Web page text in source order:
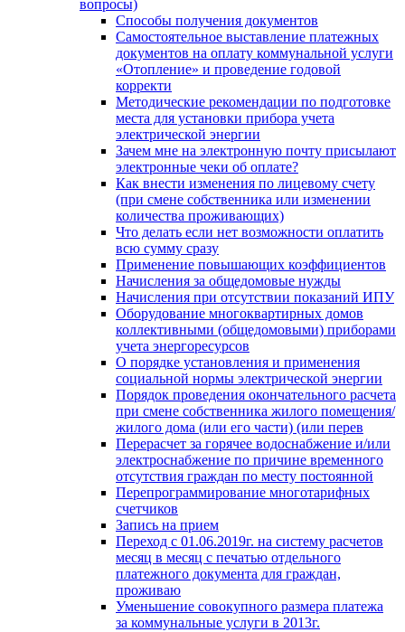
вопросы)
Способы получения документов
Самостоятельное выставление платежных
документов на оплату коммунальной услуги
«Отопление» и проведение годовой
корректи
Методические рекомендации по подготовке
места для установки прибора учета
электрической энергии
Зачем мне на электронную почту присылают
электронные чеки об оплате?
Как внести изменения по лицевому счету
(при смене собственника или изменении
количества проживающих)
Что делать если нет возможности оплатить
всю сумму сразу
Применение повышающих коэффициентов
Начисления за общедомовые нужды
Начисления при отсутствии показаний ИПУ
Оборудование многоквартирных домов
коллективными (общедомовыми) приборами
учета энергоресурсов
О порядке установления и применения
социальной нормы электрической энергии
Порядок проведения окончательного расчета
при смене собственника жилого помещения/
жилого дома (или его части) (или перев
Перерасчет за горячее водоснабжение и/или
электроснабжение по причине временного
отсутствия граждан по месту постоянной
Перепрограммирование многотарифных
счетчиков
Запись на прием
Переход с 01.06.2019г. на систему расчетов
месяц в месяц с печатью отдельного
платежного документа для граждан,
проживаю
Уменьшение совокупного размера платежа
за коммунальные услуги в 2013г.